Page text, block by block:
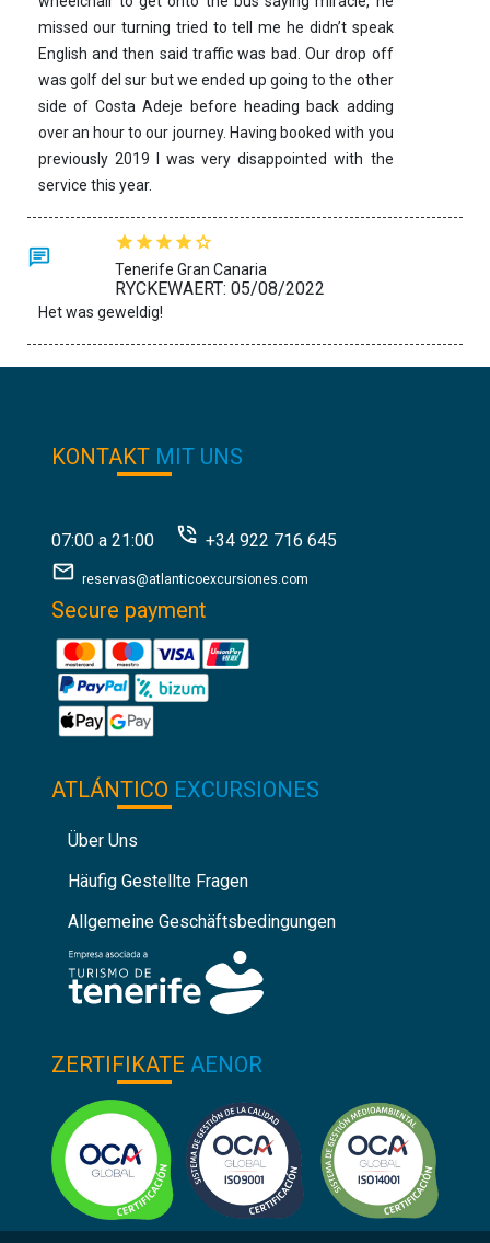
missed our turning tried to tell me he didn’t speak
English and then said traffic was bad. Our drop off
was golf del sur but we ended up going to the other
side of Costa Adeje before heading back adding
over an hour to our journey. Having booked with you
previously 2019 I was very disappointed with the
service this year.
Tenerife Gran Canaria
RYCKEWAERT: 05/08/2022
Het was geweldig!
KONTAKT MIT UNS
07:00 a 21:00 +34 922 716 645
reservas@atlanticoexcursiones.com
Secure payment
ATLÁNTICO EXCURSIONES
Über Uns
Häufig Gestellte Fragen
Allgemeine Geschäftsbedingungen
ZERTIFIKATE AENOR